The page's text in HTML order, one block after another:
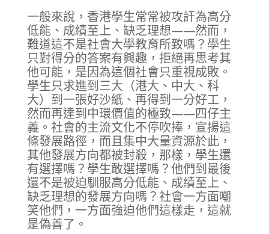
一般來說，香港學生常常被攻訐為高分
低能、成績至上、缺乏理想——然而，
難道這不是社會大學教育所致嗎？學生
只對得分的答案有興趣，拒絕再思考其
他可能，是因為這個社會只重視成敗。
學生只求進到三大（港大、中大、科
大）到一張好沙紙、再得到一分好工，
然而再達到中環價值的極致——四仔主
義。社會的主流文化不停吹捧，宣揚這
條發展路徑，而且集中大量資源於此，
其他發展方向都被封殺，那樣，學生還
有選擇嗎？學生敢選擇嗎？他們到最後
還不是被迫馴服高分低能、成績至上、
缺乏理想的發展方向嗎？社會一方面嘲
笑他們，一方面強迫他們這樣走，這就
是偽善了。